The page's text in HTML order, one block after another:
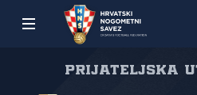
Prijateljska